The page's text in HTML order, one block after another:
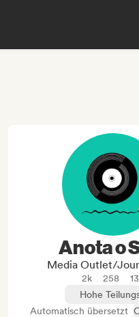
Anota o
Media Outlet/
2k 258
Hohe
Automatisch übersetzt